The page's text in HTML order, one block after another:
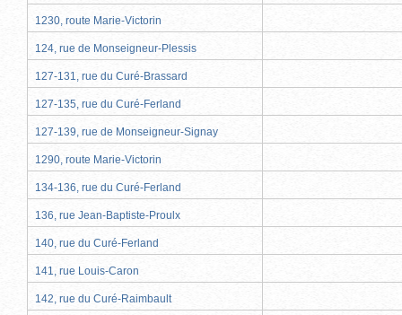
1230, route Marie-Victorin
124, rue de Monseigneur-Plessis
127-131, rue du Curé-Brassard
127-135, rue du Curé-Ferland
127-139, rue de Monseigneur-Signay
1290, route Marie-Victorin
134-136, rue du Curé-Ferland
136, rue Jean-Baptiste-Proulx
140, rue du Curé-Ferland
141, rue Louis-Caron
142, rue du Curé-Raimbault